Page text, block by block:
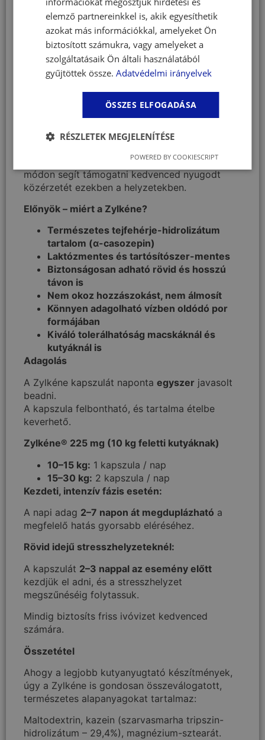
formájában jelennek meg, például:
visszahúzódás, rejtőzködés
étvágytalanság vagy túlzott étvágy
játszókedv csökkenése
túlzott tisztálkodás
alvászavarok
szobatisztaság „elfelejtése”
félelem, menekülési kísérletek
megváltozott testtartás
ingerlékenység vagy agresszió
A Zylkéne kutyanyugtató kapszula természetes
módon segít támogatni kedvenced nyugodt
közérzetét ezekben a helyzetekben.
Előnyök – miért a Zylkéne?
Természetes tejfehérje-hidrolizátum
tartalom (α-casozepin)
Laktózmentes és tartósítószer-mentes
Biztonságosan adható rövid és hosszú
távon is
Nem okoz hozzászokást, nem álmosít
Könnyen adagolható vízben oldódó por
formájában
Kiváló tolerálhatóság macskáknál és
kutyáknál is
Adagolás
A Zylkéne kapszulát naponta egyszer javasolt
beadni.
A kapszula felbontható, és tartalma ételbe
keverhető.
Zylkéne® 225 mg (10 kg feletti kutyáknak)
10–15 kg: 1 kapszula / nap
15–30 kg: 2 kapszula / nap
Kezdeti, intenzív fázis esetén:
A napi adag 2–7 napon át megduplázható a
megfelelő hatás gyorsabb eléréséhez.
Rövid idejű stresszhelyzeteknél:
A kapszulát 2–3 nappal az esemény előtt
kezdjük el adni, és a stresszhelyzet
megszűnéséig folytassuk.
Mindig biztosíts friss ivóvizet kedvenced
számára.
Összetétel
Ahogy a legjobb kutyanyugtató készítmények,
úgy a Zylkéne is gondosan összeválogatott,
természetes alapanyagokat tartalmaz:
Maltodextrin, kazein (szarvasmarha tripszin-
hidrolizátum – 29,4%), magnézium-sztearát.
elemző partnereinkkel is, akik egyesíthetik
azokat más információkkal, amelyeket Ön
biztosított számukra, vagy amelyeket a
szolgáltatásaik Ön általi használatából
gyűjtöttek össze.Adatvédelmi irányelvek
ÖSSZES ELFOGADÁSA
RÉSZLETEK MEGJELENÍTÉSE
POWERED BY COOKIESCRIPT